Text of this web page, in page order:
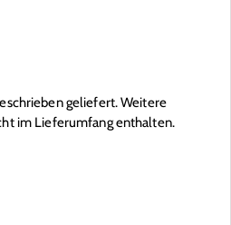
geliefert. Weitere
im Lieferumfang enthalten.